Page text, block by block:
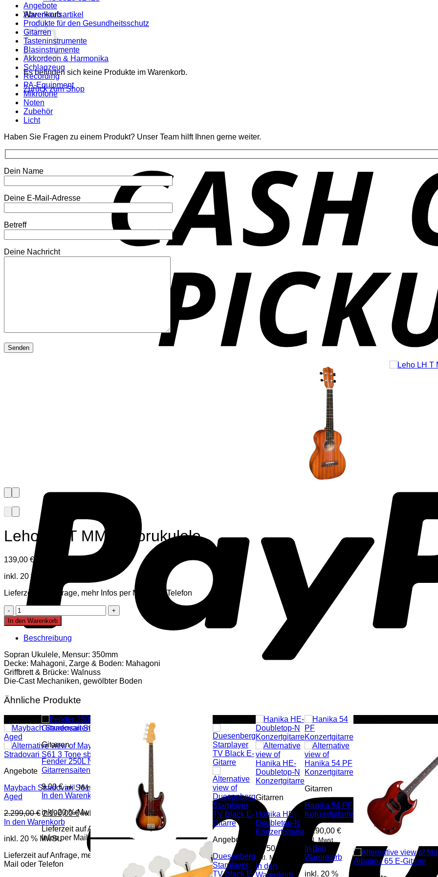
Warenkorb
Es befinden sich keine Produkte im Warenkorb.
Zurück zum Shop
Angebote
Abverkaufsartikel
Produkte für den Gesundheitsschutz
Gitarren
Tasteninstrumente
Blasinstrumente
Akkordeon & Harmonika
Schlagzeug
Recording
PA-Equipment
Mikrofone
Noten
Zubehör
Licht
Haben Sie Fragen zu einem Produkt? Unser Team hilft Ihnen gerne weiter.
Dein Name
Deine E-Mail-Adresse
Betreff
Deine Nachricht
Leho LH T MM Tenorukulele
139,00 €
inkl. 20 % MwSt.
Lieferzeit auf Anfrage, mehr Infos per Mail oder Telefon
Leho
LH
T
MM
Menge
In den Warenkorb
Beschreibung
Sopran Ukulele, Mensur: 350mm
Decke: Mahagoni, Zarge & Boden: Mahagoni
Griffbrett & Brücke: Walnuss
Die-Cast Mechaniken, gewölbter Boden
Ähnliche Produkte
Angebote
Maybach Stradovari S61 3 Tone sb
Aged
2.299,00€Ursprünglicher
Preis
war:
2.299,00 €
2.190,00€Aktueller
ist:
2.190,00 €.
inkl. Mwst
In den Warenkorb
inkl. 20 % MwSt.
Lieferzeit auf Anfrage, mehr Infos per
Mail oder Telefon
Gitarren
Fender 250L NPS 9-42 E-
Gitarrensaiten
9,00€ inkl. Mwst
In den Warenkorb
inkl. 20 % MwSt.
Lieferzeit auf Anfrage, mehr
Infos per Mail oder Telefon
Angebote
Duesenberg
Starplayer
TV Black E-
Gitarren
Hanika HE-
Doubletop-N
Konzertgitarre
4.750,00
inkl. Mwst
In den
Warenkorb
Gitarren
Hanika 54 PF
Konzertgitarre
1.290,00 €
inkl. Mwst
In den
Warenkorb
inkl. 20 %